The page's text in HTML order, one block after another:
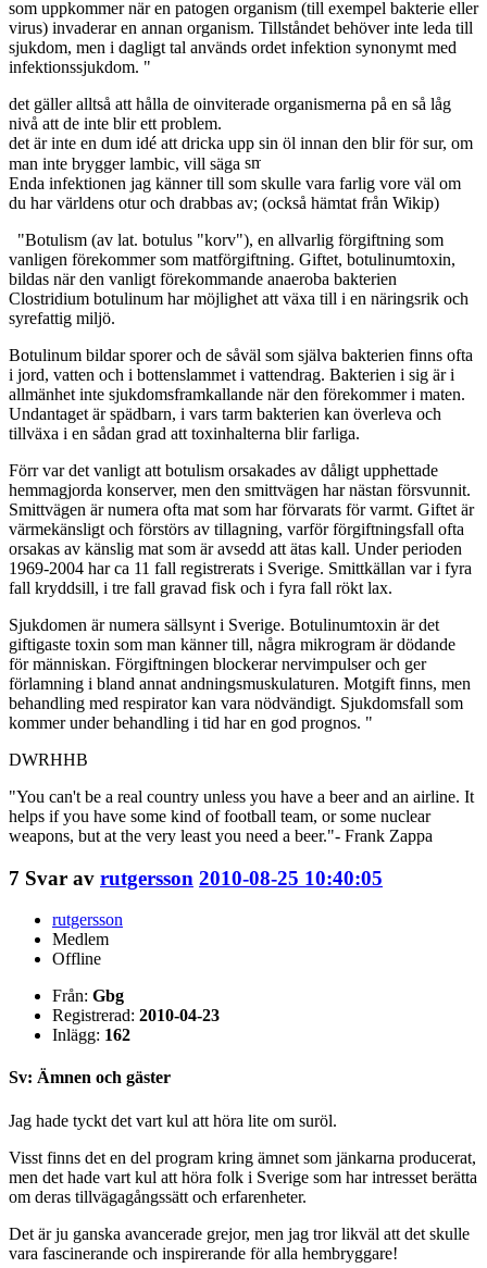
som uppkommer när en patogen organism (till exempel bakterie eller
virus) invaderar en annan organism. Tillståndet behöver inte leda till
sjukdom, men i dagligt tal används ordet infektion synonymt med
infektionssjukdom. "
det gäller alltså att hålla de oinviterade organismerna på en så låg
nivå att de inte blir ett problem.
det är inte en dum idé att dricka upp sin öl innan den blir för sur, om
man inte brygger lambic, vill säga
Enda infektionen jag känner till som skulle vara farlig vore väl om
du har världens otur och drabbas av; (också hämtat från Wikip)
"Botulism (av lat. botulus "korv"), en allvarlig förgiftning som
vanligen förekommer som matförgiftning. Giftet, botulinumtoxin,
bildas när den vanligt förekommande anaeroba bakterien
Clostridium botulinum har möjlighet att växa till i en näringsrik och
syrefattig miljö.
Botulinum bildar sporer och de såväl som själva bakterien finns ofta
i jord, vatten och i bottenslammet i vattendrag. Bakterien i sig är i
allmänhet inte sjukdomsframkallande när den förekommer i maten.
Undantaget är spädbarn, i vars tarm bakterien kan överleva och
tillväxa i en sådan grad att toxinhalterna blir farliga.
Förr var det vanligt att botulism orsakades av dåligt upphettade
hemmagjorda konserver, men den smittvägen har nästan försvunnit.
Smittvägen är numera ofta mat som har förvarats för varmt. Giftet är
värmekänsligt och förstörs av tillagning, varför förgiftningsfall ofta
orsakas av känslig mat som är avsedd att ätas kall. Under perioden
1969-2004 har ca 11 fall registrerats i Sverige. Smittkällan var i fyra
fall kryddsill, i tre fall gravad fisk och i fyra fall rökt lax.
Sjukdomen är numera sällsynt i Sverige. Botulinumtoxin är det
giftigaste toxin som man känner till, några mikrogram är dödande
för människan. Förgiftningen blockerar nervimpulser och ger
förlamning i bland annat andningsmuskulaturen. Motgift finns, men
behandling med respirator kan vara nödvändigt. Sjukdomsfall som
kommer under behandling i tid har en god prognos. "
DWRHHB
"You can't be a real country unless you have a beer and an airline. It
helps if you have some kind of football team, or some nuclear
weapons, but at the very least you need a beer."- Frank Zappa
7 Svar av rutgersson 2010-08-25 10:40:05
rutgersson
Medlem
Offline
Från: Gbg
Registrerad: 2010-04-23
Inlägg: 162
Sv: Ämnen och gäster
Jag hade tyckt det vart kul att höra lite om suröl.
Visst finns det en del program kring ämnet som jänkarna producerat,
men det hade vart kul att höra folk i Sverige som har intresset berätta
om deras tillvägagångssätt och erfarenheter.
Det är ju ganska avancerade grejor, men jag tror likväl att det skulle
vara fascinerande och inspirerande för alla hembryggare!